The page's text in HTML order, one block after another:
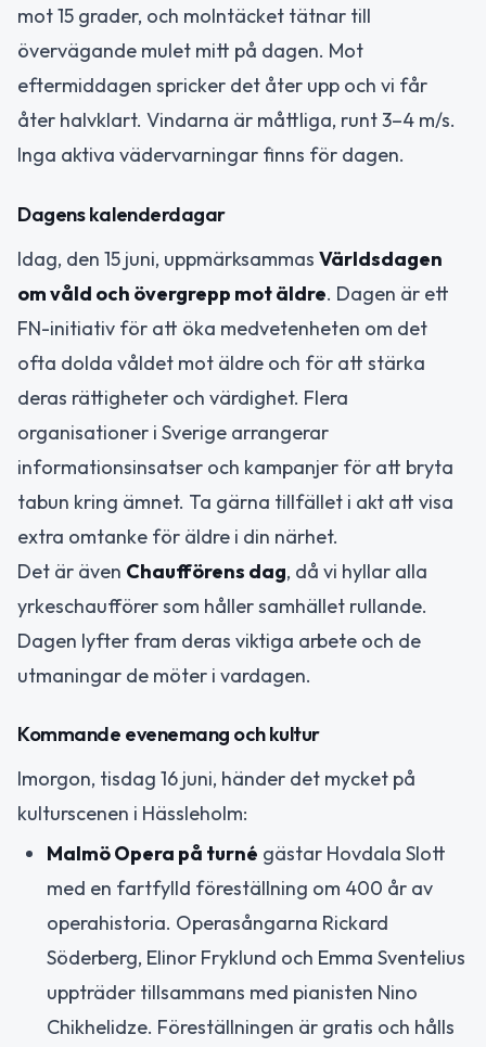
mot 15 grader, och molntäcket tätnar till
övervägande mulet mitt på dagen. Mot
eftermiddagen spricker det åter upp och vi får
åter halvklart. Vindarna är måttliga, runt 3–4 m/s.
Inga aktiva vädervarningar finns för dagen.
Dagens kalenderdagar
Idag, den 15 juni, uppmärksammas Världsdagen
om våld och övergrepp mot äldre. Dagen är ett
FN-initiativ för att öka medvetenheten om det
ofta dolda våldet mot äldre och för att stärka
deras rättigheter och värdighet. Flera
organisationer i Sverige arrangerar
informationsinsatser och kampanjer för att bryta
tabun kring ämnet. Ta gärna tillfället i akt att visa
extra omtanke för äldre i din närhet.
Det är även Chaufförens dag, då vi hyllar alla
yrkeschaufförer som håller samhället rullande.
Dagen lyfter fram deras viktiga arbete och de
utmaningar de möter i vardagen.
Kommande evenemang och kultur
Imorgon, tisdag 16 juni, händer det mycket på
kulturscenen i Hässleholm:
Malmö Opera på turné gästar Hovdala Slott
med en fartfylld föreställning om 400 år av
operahistoria. Operasångarna Rickard
Söderberg, Elinor Fryklund och Emma Sventelius
uppträder tillsammans med pianisten Nino
Chikhelidze. Föreställningen är gratis och hålls